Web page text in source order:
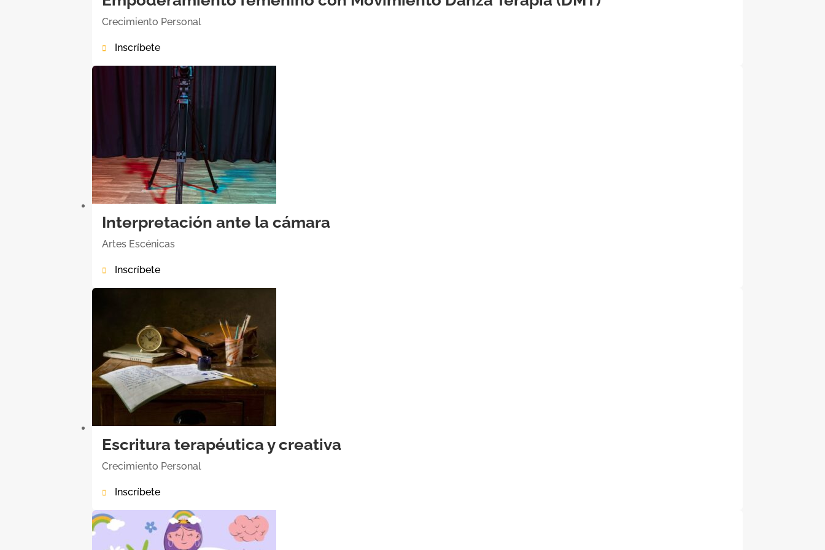
Crecimiento Personal
 Inscríbete
Interpretación ante la cámara
Artes Escénicas
 Inscríbete
Escritura terapéutica y creativa
Crecimiento Personal
 Inscríbete